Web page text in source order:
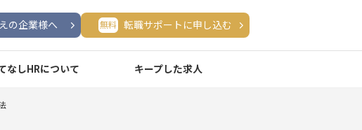
の企業様へ 無料 転職サポートに申し込む
なしHRについて キープした求人